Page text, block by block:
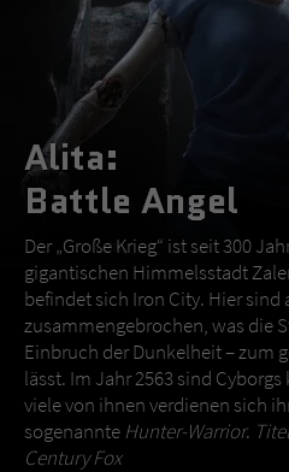
Alita:
Battle Angel
Der „Große Krieg“ ist seit 300
gigantischen Himmelsstadt
befindet sich Iron City. Hier sind
zusammengebrochen, was die
Einbruch der Dunkelheit – zum
lässt. Im Jahr 2563 sind
viele von ihnen verdienen sich
sogenannte Hunter-Warrior.
Century Fox